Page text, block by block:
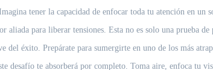
tener la capacidad de enfocar toda tu atención en
aliada para liberar tensiones. Esta no es solo una
del éxito. Prepárate para sumergirte en uno de los más
desafío te absorberá por completo. Toma aire, enfoca